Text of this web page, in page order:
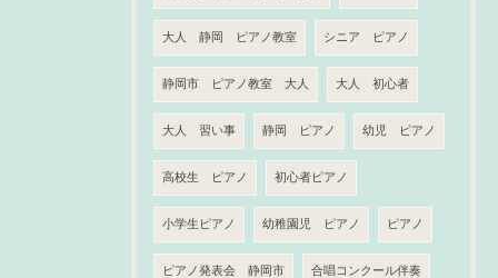
大人 静岡 ピアノ教室 シニア ピアノ
静岡市 ピアノ教室 大人 大人 初心者
大人 習い事 静岡 ピアノ 幼児 ピアノ
高校生 ピアノ 初心者ピアノ
小学生ピアノ 幼稚園児 ピアノ ピアノ
ピアノ発表会 静岡市 合唱コンクール伴奏